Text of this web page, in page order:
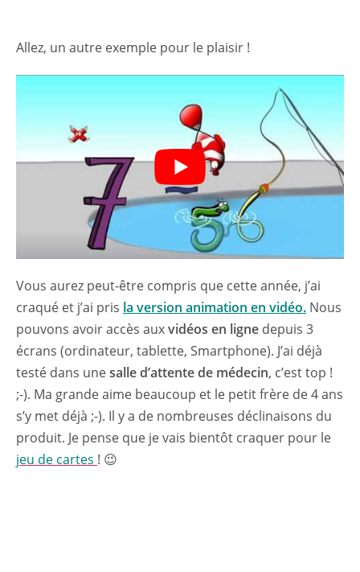
Allez, un autre exemple pour le plaisir !
Vous aurez peut-être compris que cette année, j’ai
craqué et j’ai pris la version animation en vidéo. Nous
pouvons avoir accès auxvidéos en ligne depuis 3
écrans (ordinateur, tablette, Smartphone). J’ai déjà
testé dans unesalle d’attente de médecin, c’est top !
;-). Ma grande aime beaucoup et le petit frère de 4 ans
s’y met déjà ;-). Il y a de nombreuses déclinaisons du
produit. Je pense que je vais bientôt craquer pour le
jeu de cartes ! 😉